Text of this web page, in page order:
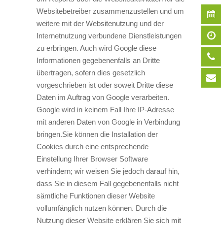
Websitebetreiber zusammenzustellen und um
weitere mit der Websitenutzung und der
Internetnutzung verbundene Dienstleistungen
zu erbringen. Auch wird Google diese
Informationen gegebenenfalls an Dritte
übertragen, sofern dies gesetzlich
vorgeschrieben ist oder soweit Dritte diese
Daten im Auftrag von Google verarbeiten.
Google wird in keinem Fall Ihre IP-Adresse
mit anderen Daten von Google in Verbindung
bringen.Sie können die Installation der
Cookies durch eine entsprechende
Einstellung Ihrer Browser Software
verhindern; wir weisen Sie jedoch darauf hin,
dass Sie in diesem Fall gegebenenfalls nicht
sämtliche Funktionen dieser Website
vollumfänglich nutzen können. Durch die
Nutzung dieser Website erklären Sie sich mit